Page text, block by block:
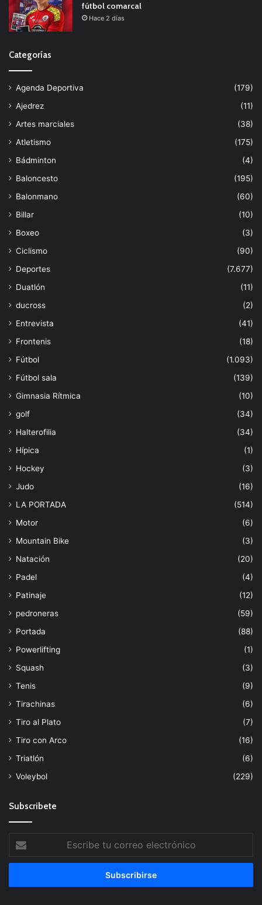
fútbol comarcal
Hace 2 días
Categorías
Agenda Deportiva
(179)
Ajedrez
(11)
Artes marciales
(38)
Atletismo
(175)
Bádminton
(4)
Baloncesto
(195)
Balonmano
(60)
Billar
(10)
Boxeo
(3)
Ciclismo
(90)
Deportes
(7.677)
Duatlón
(11)
ducross
(2)
Entrevista
(41)
Frontenis
(18)
Fútbol
(1.093)
Fútbol sala
(139)
Gimnasia Rítmica
(10)
golf
(34)
Halterofilia
(34)
Hípica
(1)
Hockey
(3)
Judo
(16)
LA PORTADA
(514)
Motor
(6)
Mountain Bike
(3)
Natación
(20)
Padel
(4)
Patinaje
(12)
pedroneras
(59)
Portada
(88)
Powerlifting
(1)
Squash
(3)
Tenis
(9)
Tirachinas
(6)
Tiro al Plato
(7)
Tiro con Arco
(16)
Triatlón
(6)
Voleybol
(229)
Subscribete
tu
correo